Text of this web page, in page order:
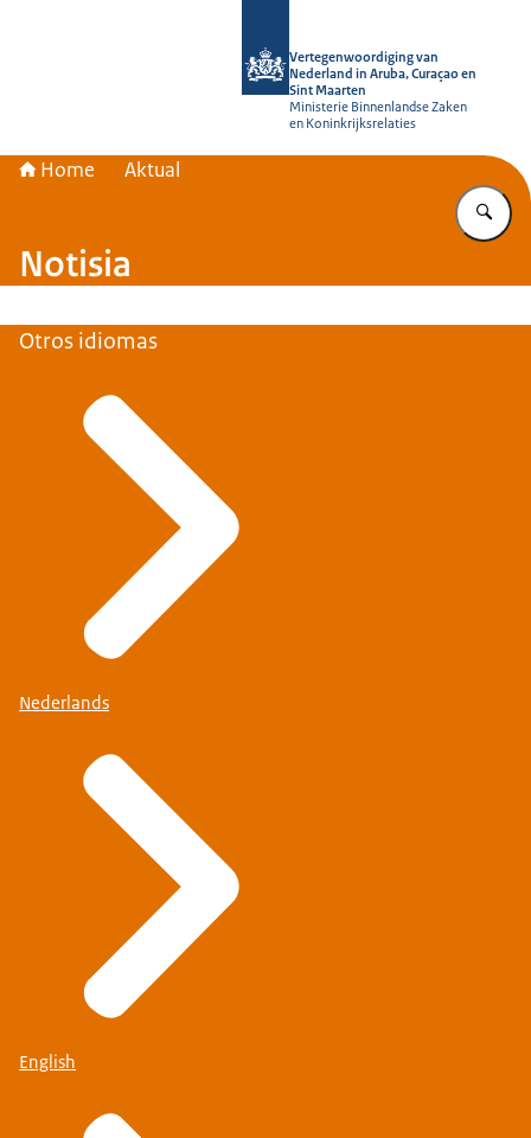
Vertegenwoordiging van
Nederland in Aruba, Curaçao en
Sint Maarten
Ministerie Binnenlandse Zaken
en Koninkrijksrelaties
Home Aktual
Notisia
Otros idiomas
Nederlands
English